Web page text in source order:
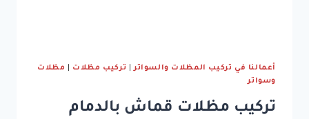
أعمالنا في تركيب المظلات والسواتر| تركيب مظلات
مظلات
وسواتر
تركيب مظلات قماش بالدمام